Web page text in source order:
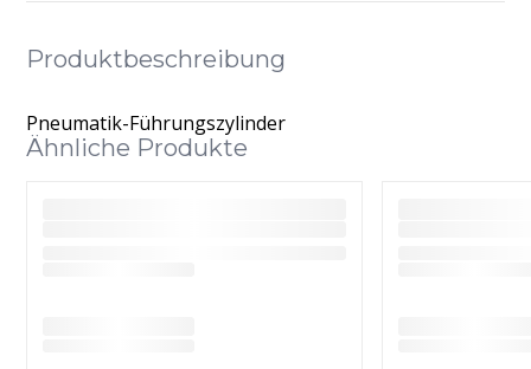
Produktbeschreibung
Pneumatik-Führungszylinder
Ähnliche Produkte